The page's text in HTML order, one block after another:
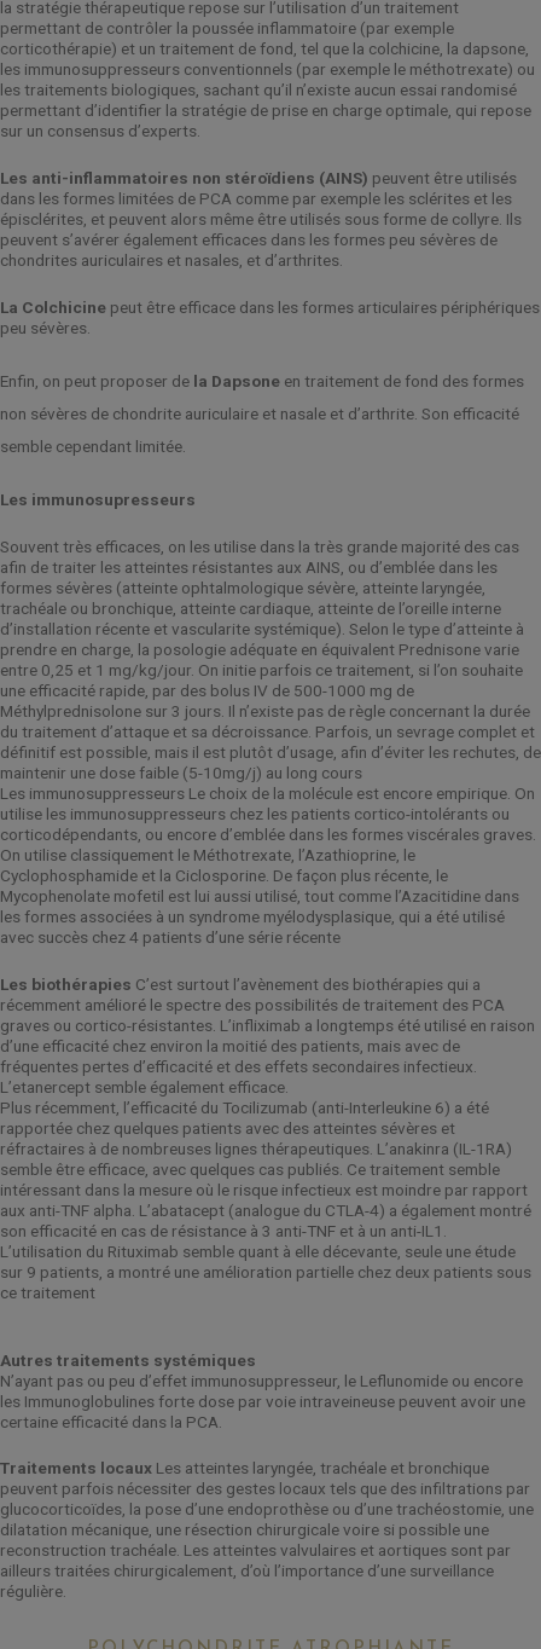
la stratégie thérapeutique repose sur l’utilisation d’un traitement
permettant de contrôler la poussée inflammatoire (par exemple
corticothérapie) et un traitement de fond, tel que la colchicine, la dapsone,
les immunosuppresseurs conventionnels (par exemple le méthotrexate) ou
les traitements biologiques, sachant qu’il n’existe aucun essai randomisé
permettant d’identifier la stratégie de prise en charge optimale, qui repose
sur un consensus d’experts.
Les anti-inflammatoires non stéroïdiens (AINS) peuvent être utilisés
dans les formes limitées de PCA comme par exemple les sclérites et les
épisclérites, et peuvent alors même être utilisés sous forme de collyre. Ils
peuvent s’avérer également efficaces dans les formes peu sévères de
chondrites auriculaires et nasales, et d’arthrites.
La Colchicine peut être efficace dans les formes articulaires périphériques
peu sévères.
Enfin, on peut proposer de la Dapsone en traitement de fond des formes
non sévères de chondrite auriculaire et nasale et d’arthrite. Son efficacité
semble cependant limitée.
Les immunosupresseurs
Souvent très efficaces, on les utilise dans la très grande majorité des cas
afin de traiter les atteintes résistantes aux AINS, ou d’emblée dans les
formes sévères (atteinte ophtalmologique sévère, atteinte laryngée,
trachéale ou bronchique, atteinte cardiaque, atteinte de l’oreille interne
d’installation récente et vascularite systémique). Selon le type d’atteinte à
prendre en charge, la posologie adéquate en équivalent Prednisone varie
entre 0,25 et 1 mg/kg/jour. On initie parfois ce traitement, si l’on souhaite
une efficacité rapide, par des bolus IV de 500-1000 mg de
Méthylprednisolone sur 3 jours. Il n’existe pas de règle concernant la durée
du traitement d’attaque et sa décroissance. Parfois, un sevrage complet et
définitif est possible, mais il est plutôt d’usage, afin d’éviter les rechutes, de
maintenir une dose faible (5-10mg/j) au long cours
Les immunosuppresseurs Le choix de la molécule est encore empirique. On
utilise les immunosuppresseurs chez les patients cortico-intolérants ou
corticodépendants, ou encore d’emblée dans les formes viscérales graves.
On utilise classiquement le Méthotrexate, l’Azathioprine, le
Cyclophosphamide et la Ciclosporine. De façon plus récente, le
Mycophenolate mofetil est lui aussi utilisé, tout comme l’Azacitidine dans
les formes associées à un syndrome myélodysplasique, qui a été utilisé
avec succès chez 4 patients d’une série récente
Les biothérapies C’est surtout l’avènement des biothérapies qui a
récemment amélioré le spectre des possibilités de traitement des PCA
graves ou cortico-résistantes. L’infliximab a longtemps été utilisé en raison
d’une efficacité chez environ la moitié des patients, mais avec de
fréquentes pertes d’efficacité et des effets secondaires infectieux.
L’etanercept semble également efficace.
Plus récemment, l’efficacité du Tocilizumab (anti-Interleukine 6) a été
rapportée chez quelques patients avec des atteintes sévères et
réfractaires à de nombreuses lignes thérapeutiques. L’anakinra (IL-1RA)
semble être efficace, avec quelques cas publiés. Ce traitement semble
intéressant dans la mesure où le risque infectieux est moindre par rapport
aux anti-TNF alpha. L’abatacept (analogue du CTLA-4) a également montré
son efficacité en cas de résistance à 3 anti-TNF et à un anti-IL1.
L’utilisation du Rituximab semble quant à elle décevante, seule une étude
sur 9 patients, a montré une amélioration partielle chez deux patients sous
ce traitement
Autres traitements systémiques
N’ayant pas ou peu d’effet immunosuppresseur, le Leflunomide ou encore
les Immunoglobulines forte dose par voie intraveineuse peuvent avoir une
certaine efficacité dans la PCA.
Traitements locaux Les atteintes laryngée, trachéale et bronchique
peuvent parfois nécessiter des gestes locaux tels que des infiltrations par
glucocorticoïdes, la pose d’une endoprothèse ou d’une trachéostomie, une
dilatation mécanique, une résection chirurgicale voire si possible une
reconstruction trachéale. Les atteintes valvulaires et aortiques sont par
ailleurs traitées chirurgicalement, d’où l’importance d’une surveillance
régulière.